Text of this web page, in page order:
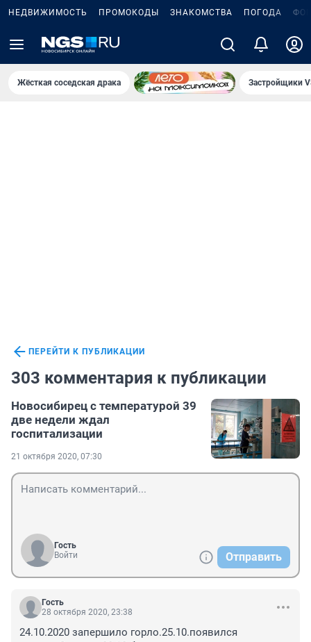
НЕДВИЖИМОСТЬ ПРОМОКОДЫ ЗНАКОМСТВА ПОГОДА
Жёсткая соседская драка Застройщики
ПЕРЕЙТИ К ПУБЛИКАЦИИ
303 комментария к публикации
Новосибирец с температурой 39
две недели ждал
госпитализации
21 октября 2020, 07:30
Гость
Войти
Отправить
Гость
28 октября 2020, 23:38
24.10.2020 запершило горло.25.10.появился